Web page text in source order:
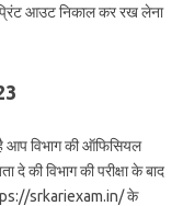
आउट निकाल कर रख लेना
आप विभाग की ऑफिसियल
की विभाग की परीक्षा के बाद
srkariexam.in/ के